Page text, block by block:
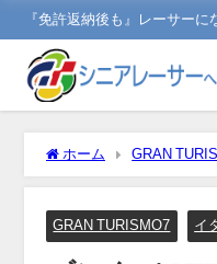
『免許返納後も』レーサー
ホーム GRAN
GRAN TURISMO7 イ